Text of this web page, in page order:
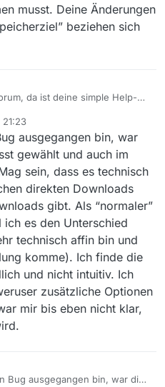
musst. Deine Änderungen
beziehen sich
da ist deine simple Help-
die Dateien korrekt
Dateien nicht. Stattdessen
“%t-%T-%z” gespeichert. […]
Wenn ich als
verwende, dann tritt das
bei den WDR Aufnahmen
mit dem Hilfsprogramm
weshalb du deine Angaben zur
auch dort im Tab
musst. Deine Änderungen
“Speicherziel” beziehen sich
21:23
ausgegangen bin, war
gewählt und auch im
sein, dass es technisch
direkten Downloads
gibt. Als “normaler”
es den Unterschied
technisch affin bin und
komme). Ich finde die
und nicht intuitiv. Ich
zusätzliche Optionen
mir bis eben nicht klar,
Bug ausgegangen bin, war die